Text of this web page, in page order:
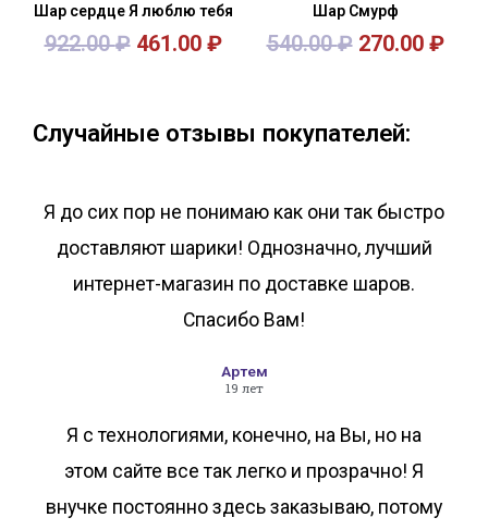
Шар сердце Я люблю тебя
922.00₽ 461.00 ₽
Шар Смурф
540.00₽ 270.00 ₽
Случайные отзывы покупателей:
Я до сих пор не понимаю как они так быстро
доставляют шарики! Однозначно, лучший
интернет-магазин по доставке шаров.
Спасибо Вам!
Артем
19 лет
Я с технологиями, конечно, на Вы, но на
этом сайте все так легко и прозрачно! Я
внучке постоянно здесь заказываю, потому